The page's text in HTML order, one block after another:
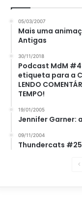
05/03/2007
Mais uma
Antigas
30/11/2018
Podcast MdM
etiqueta para a
LENDO
TEMPO!
19/01/2005
Jennifer Garner:
09/11/2004
Thundercats #25